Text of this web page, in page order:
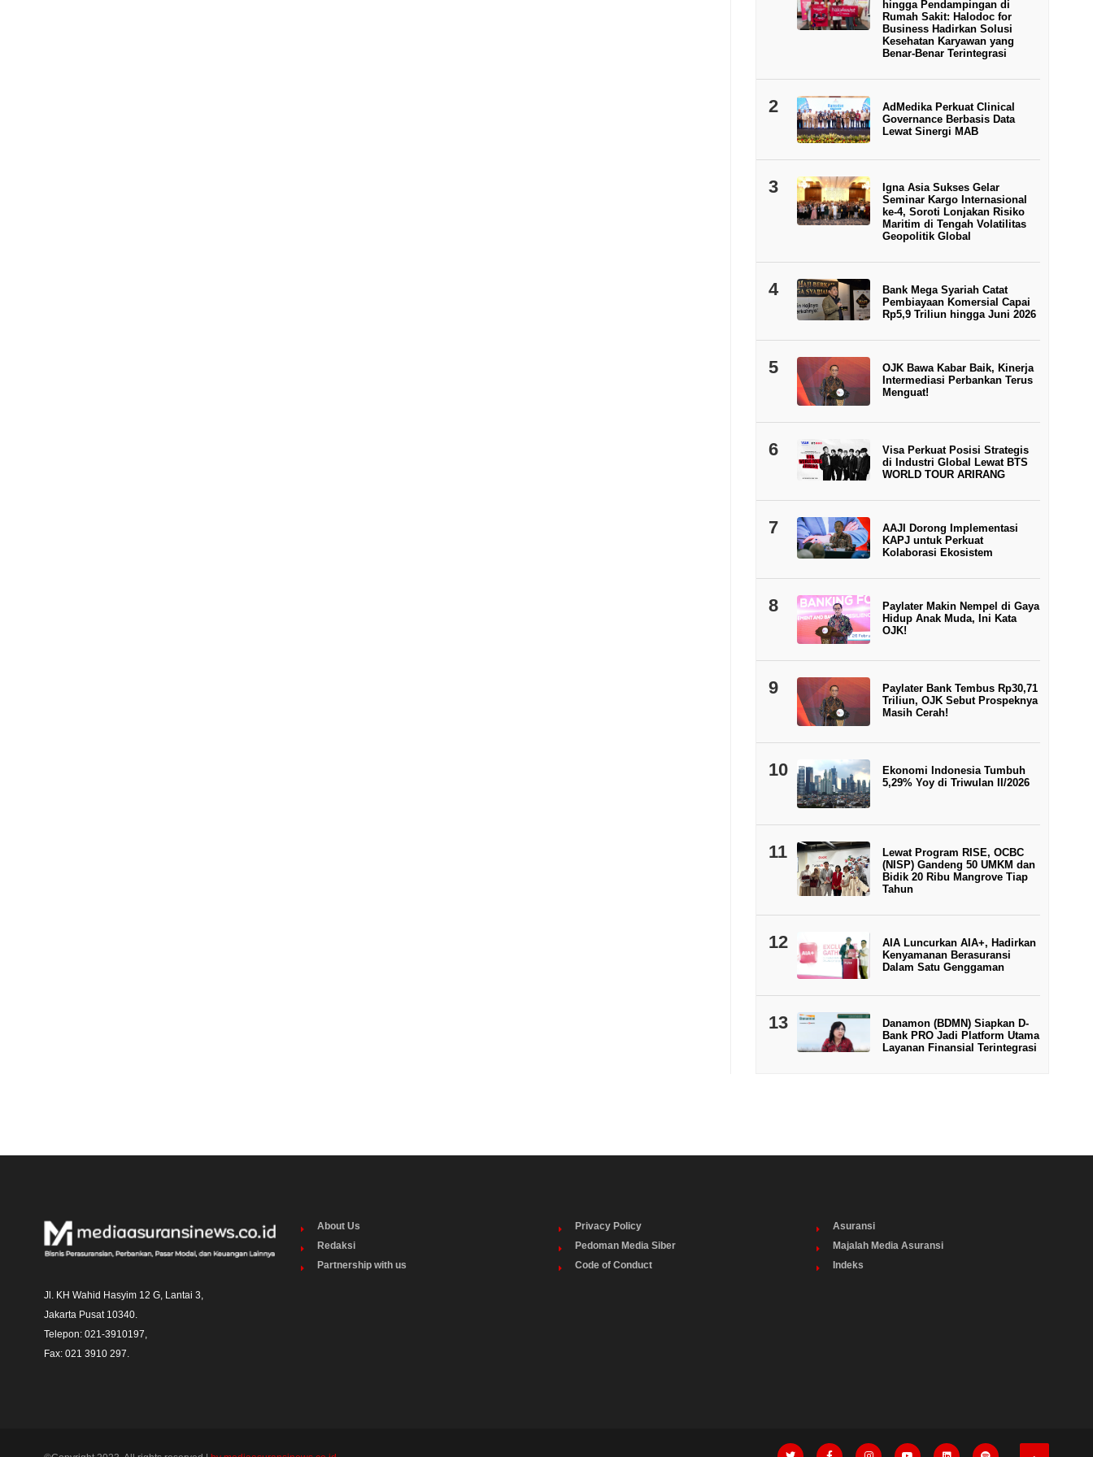
hingga Pendampingan di
Rumah Sakit: Halodoc for
Business Hadirkan Solusi
Kesehatan Karyawan yang
Benar-Benar Terintegrasi
2
AdMedika Perkuat Clinical
Governance Berbasis Data
Lewat Sinergi MAB
3
Igna Asia Sukses Gelar
Seminar Kargo Internasional
ke-4, Soroti Lonjakan Risiko
Maritim di Tengah Volatilitas
Geopolitik Global
4
Bank Mega Syariah Catat
Pembiayaan Komersial Capai
Rp5,9 Triliun hingga Juni 2026
5
OJK Bawa Kabar Baik, Kinerja
Intermediasi Perbankan Terus
Menguat!
6
Visa Perkuat Posisi Strategis
di Industri Global Lewat BTS
WORLD TOUR ARIRANG
7
AAJI Dorong Implementasi
KAPJ untuk Perkuat
Kolaborasi Ekosistem
8
Paylater Makin Nempel di Gaya
Hidup Anak Muda, Ini Kata
OJK!
9
Paylater Bank Tembus Rp30,71
Triliun, OJK Sebut Prospeknya
Masih Cerah!
10
Ekonomi Indonesia Tumbuh
5,29% Yoy di Triwulan II/2026
11
Lewat Program RISE, OCBC
(NISP) Gandeng 50 UMKM dan
Bidik 20 Ribu Mangrove Tiap
Tahun
12
AIA Luncurkan AIA+, Hadirkan
Kenyamanan Berasuransi
Dalam Satu Genggaman
13
Danamon (BDMN) Siapkan D-
Bank PRO Jadi Platform Utama
Layanan Finansial Terintegrasi
Jl. KH Wahid Hasyim 12 G, Lantai 3,
Jakarta Pusat 10340.
Telepon: 021-3910197,
Fax: 021 3910 297.
About Us
Redaksi
Partnership with us
Privacy Policy
Pedoman Media Siber
Code of Conduct
Asuransi
Majalah Media Asuransi
Indeks